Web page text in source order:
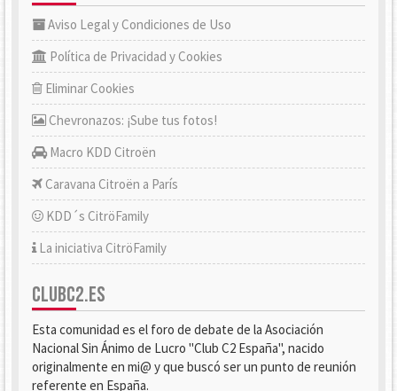
Aviso Legal y Condiciones de Uso
Política de Privacidad y Cookies
Eliminar Cookies
Chevronazos: ¡Sube tus fotos!
Macro KDD Citroën
Caravana Citroën a París
KDD´s CitröFamily
La iniciativa CitröFamily
CLUBC2.ES
Esta comunidad es el foro de debate de la Asociación
Nacional Sin Ánimo de Lucro "Club C2 España", nacido
originalmente en mi@ y que buscó ser un punto de reunión
referente en España.